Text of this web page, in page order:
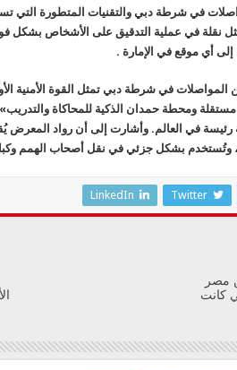
في شرطة دبي والتقنيات المتطورة التي
نقلة في عملية التدقيق على الأشخاص بشكل
إلى أي موقع في الإمارة .
المواصلات في شرطة دبي تمثل القوة الأمنية
ومحطة حمدان الذكية للمحاكاة
مع الجمهور بـ12 لغة رئيسة في العالم. وأشارت إلى أن
وتُستخدم بشكل جزئي في نقل أصحاب الهمم
Twitter
LinkedIn
مصر
كانت